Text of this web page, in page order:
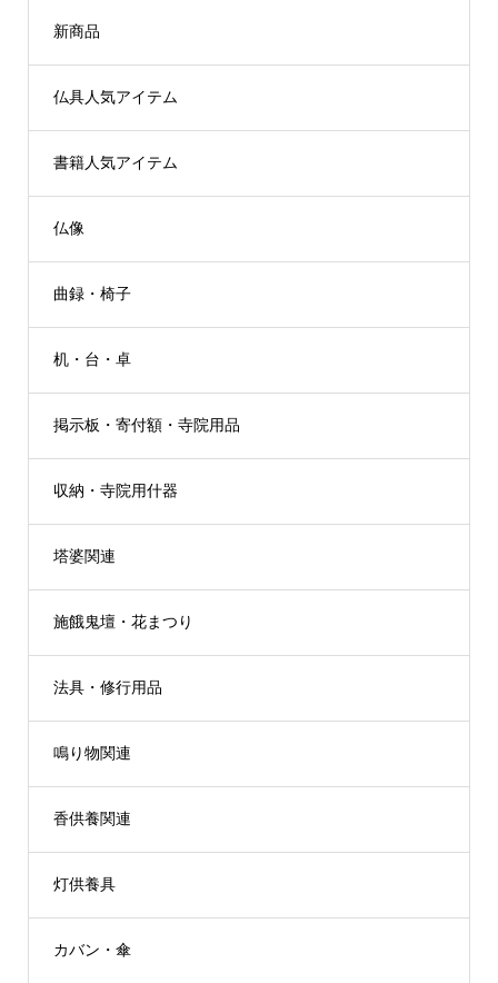
新商品
仏具人気アイテム
書籍人気アイテム
仏像
曲録・椅子
机・台・卓
掲示板・寄付額・寺院用品
収納・寺院用什器
塔婆関連
施餓鬼壇・花まつり
法具・修行用品
鳴り物関連
香供養関連
灯供養具
カバン・傘